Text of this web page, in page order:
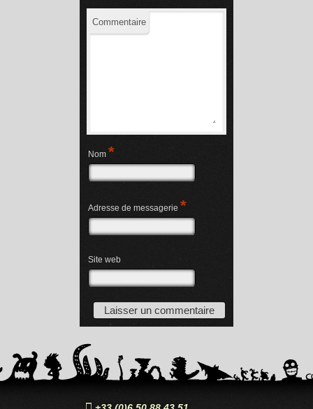
Commentaire
Nom *
Adresse de messagerie *
Site web
Satisfait
ou
Devis gratuits en 24H !